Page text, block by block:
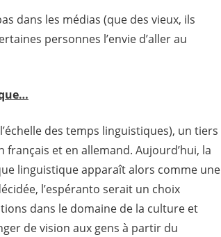
dans les médias (que des vieux, ils
personnes l’envie d’aller au
des temps linguistiques), un tiers
et en allemand. Aujourd’hui, la
linguistique apparaît alors comme une
l’espéranto serait un choix
dans le domaine de la culture et
de vision aux gens à partir du